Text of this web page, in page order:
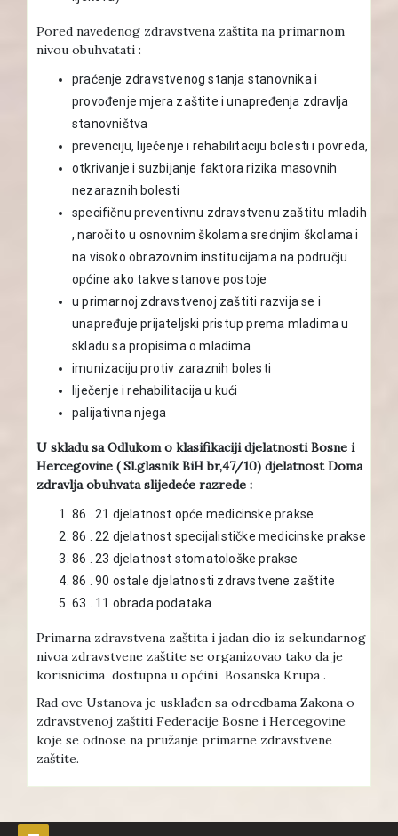
Pored navedenog zdravstvena zaštita na primarnom
nivou obuhvatati :
praćenje zdravstvenog stanja stanovnika i
provođenje mjera zaštite i unapređenja zdravlja
stanovništva
prevenciju, liječenje i rehabilitaciju bolesti i povreda,
otkrivanje i suzbijanje faktora rizika masovnih
nezaraznih bolesti
specifičnu preventivnu zdravstvenu zaštitu mladih
, naročito u osnovnim školama srednjim školama i
na visoko obrazovnim institucijama na području
općine ako takve stanove postoje
u primarnoj zdravstvenoj zaštiti razvija se i
unapređuje prijateljski pristup prema mladima u
skladu sa propisima o mladima
imunizaciju protiv zaraznih bolesti
liječenje i rehabilitacija u kući
palijativna njega
U skladu sa Odlukom o klasifikaciji djelatnosti Bosne i
Hercegovine ( Sl.glasnik BiH br,47/10) djelatnost Doma
zdravlja obuhvata slijedeće razrede :
86 . 21 djelatnost opće medicinske prakse
86 . 22 djelatnost specijalističke medicinske prakse
86 . 23 djelatnost stomatološke prakse
86 . 90 ostale djelatnosti zdravstvene zaštite
63 . 11 obrada podataka
Primarna zdravstvena zaštita i jadan dio iz sekundarnog
nivoa zdravstvene zaštite se organizovao tako da je
korisnicima dostupna u općini Bosanska Krupa .
Rad ove Ustanova je usklađen sa odredbama Zakona o
zdravstvenoj zaštiti Federacije Bosne i Hercegovine
koje se odnose na pružanje primarne zdravstvene
zaštite.